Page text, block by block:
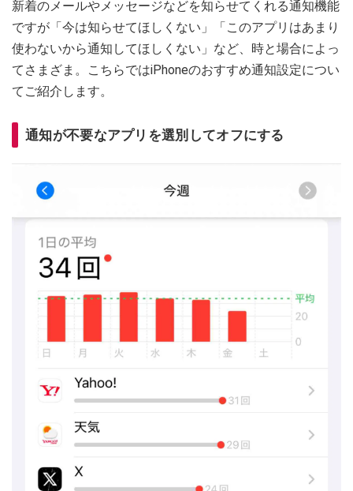
新着のメールやメッセージなどを知らせてくれる通知機能
ですが「今は知らせてほしくない」「このアプリはあまり
使わないから通知してほしくない」など、時と場合によっ
てさまざま。こちらではiPhoneのおすすめ通知設定につい
てご紹介します。
通知が不要なアプリを選別してオフにする